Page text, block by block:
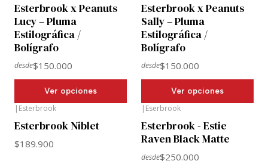
Esterbrook x Peanuts
Lucy – Pluma
Estilográfica /
Bolígrafo
desde$150.000
Ver opciones
Esterbrook x Peanuts
Sally – Pluma
Estilográfica /
Bolígrafo
desde$150.000
Ver opciones
| Esterbrook
Esterbrook Niblet
$189.900
| Eserbrook
Esterbrook - Estie
Raven Black Matte
desde$250.000